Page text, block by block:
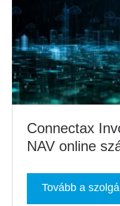
Connectax
NAV online
Tovább a